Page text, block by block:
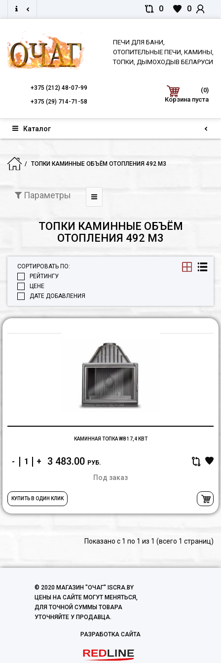
0 0
ПЕЧИ ДЛЯ БАНИ,
ОТОПИТЕЛЬНЫЕ ПЕЧИ, КАМИНЫ,
ТОПКИ, ДЫМОХОДЫВ БЕЛАРУСИ
+375 (212) 48-07-99
+375 (29) 714-71-58
(0)
Корзина пуста
Каталог
ТОПКИ КАМИННЫЕ ОБЪЁМ ОТОПЛЕНИЯ 492 М3
Параметры
ТОПКИ КАМИННЫЕ ОБЪЁМ
ОТОПЛЕНИЯ 492 М3
СОРТИРОВАТЬ ПО:
РЕЙТИНГУ
ЦЕНЕ
ДАТЕ ДОБАВЛЕНИЯ
КАМИННАЯ ТОПКА W8 17,4 КВТ
+
- 3 483.00 РУБ.
Под заказ
КУПИТЬ В ОДИН КЛИК
Показано с 1 по 1 из 1 (всего 1 страниц)
© 2020 МАГАЗИН "ОЧАГ" ISCRA.BY
ЦЕНЫ НА САЙТЕ МОГУТ МЕНЯТЬСЯ,
ДЛЯ ТОЧНОЙ СУММЫ ТОВАРА
УТОЧНЯЙТЕ У ПРОДАВЦА.
РАЗРАБОТКА САЙТА